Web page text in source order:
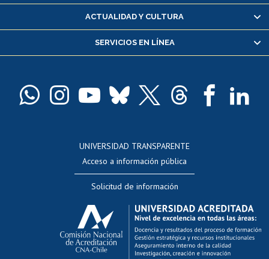
Servicio médico y dental
Pago de arancel y crédito alumnos
Docentes
Evaluación docente
Calificación académica
Postulación al AUCAI
Funcionarias/os
ACTUALIDAD Y CULTURA
SERVICIOS EN LÍNEA
UNIVERSIDAD TRANSPARENTE
Acceso a información pública
Solicitud de información